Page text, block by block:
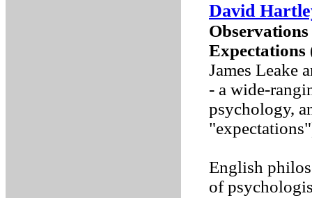
David
Expectations
James Leake
- a wide-
psychology,
English
of